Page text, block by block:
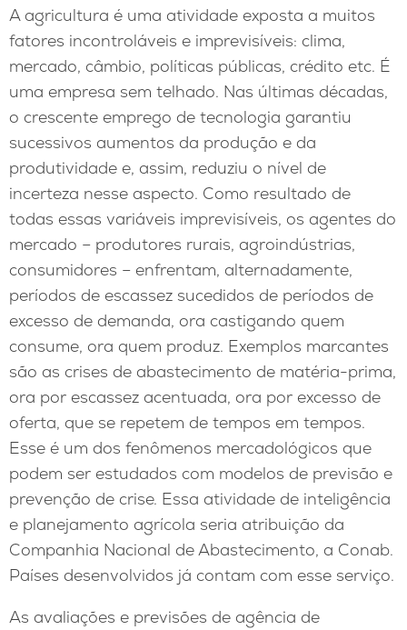
A agricultura é uma atividade exposta a muitos
fatores incontroláveis e imprevisíveis: clima,
mercado, câmbio, políticas públicas, crédito etc. É
uma empresa sem telhado. Nas últimas décadas,
o crescente emprego de tecnologia garantiu
sucessivos aumentos da produção e da
produtividade e, assim, reduziu o nível de
incerteza nesse aspecto. Como resultado de
todas essas variáveis imprevisíveis, os agentes do
mercado – produtores rurais, agroindústrias,
consumidores – enfrentam, alternadamente,
períodos de escassez sucedidos de períodos de
excesso de demanda, ora castigando quem
consume, ora quem produz. Exemplos marcantes
são as crises de abastecimento de matéria-prima,
ora por escassez acentuada, ora por excesso de
oferta, que se repetem de tempos em tempos.
Esse é um dos fenômenos mercadológicos que
podem ser estudados com modelos de previsão e
prevenção de crise. Essa atividade de inteligência
e planejamento agrícola seria atribuição da
Companhia Nacional de Abastecimento, a Conab.
Países desenvolvidos já contam com esse serviço.
As avaliações e previsões de agência de